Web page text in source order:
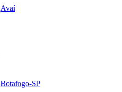
Avaí
Botafogo-SP